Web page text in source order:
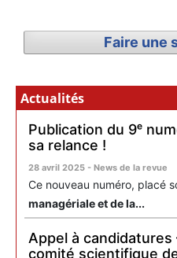
Faire une
Actualités
Publication du 9ᵉ
sa relance !
28 avril 2025 - News de la revue
Ce nouveau numéro, placé
managériale et de la...
Appel à
comité scientifique